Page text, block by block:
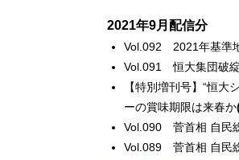
2021年9月配信分
Vol.092 2021年基準
Vol.091 恒大集団破
【特別増刊号】“恒
ーの賞味期限は来春か
Vol.090 菅首相 自民
Vol.089 菅首相 自民